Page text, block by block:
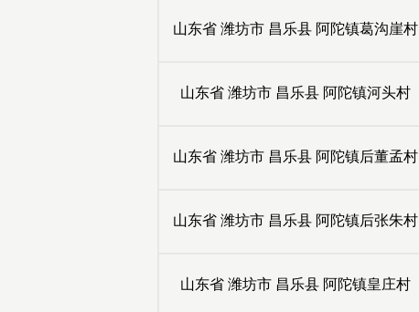
山东省 潍坊市 昌乐县 阿陀镇葛沟崖村
山东省 潍坊市 昌乐县 阿陀镇河头村
山东省 潍坊市 昌乐县 阿陀镇后董孟村
山东省 潍坊市 昌乐县 阿陀镇后张朱村
山东省 潍坊市 昌乐县 阿陀镇皇庄村